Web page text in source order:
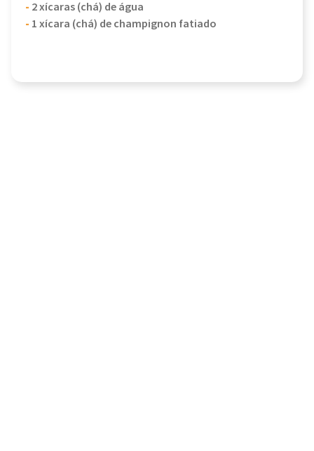
- 2 xícaras (chá) de água
- 1 xícara (chá) de champignon fatiado